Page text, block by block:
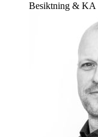
Besiktning & KA